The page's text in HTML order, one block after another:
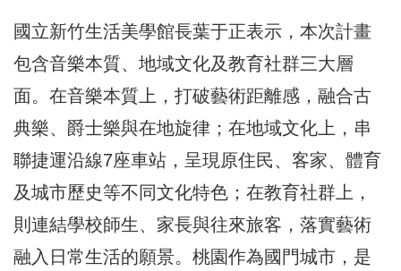
國立新竹生活美學館長葉于正表示，本次計畫
包含音樂本質、地域文化及教育社群三大層
面。在音樂本質上，打破藝術距離感，融合古
典樂、爵士樂與在地旋律；在地域文化上，串
聯捷運沿線7座車站，呈現原住民、客家、體育
及城市歷史等不同文化特色；在教育社群上，
則連結學校師生、家長與往來旅客，落實藝術
融入日常生活的願景。桃園作為國門城市，是